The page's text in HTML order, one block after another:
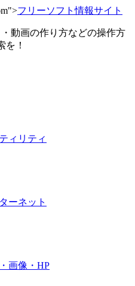
フリーソフト情報サイト
・動画の作り方などの操作方
を！
ィリティ
ーネット
画像・HP